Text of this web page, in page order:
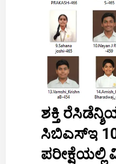
ಶಕ್ತಿ
ಸಿಬಿಎಸ್‌ಇ
ಪರೀಕ್ಷೆಯಲ್ಲಿ